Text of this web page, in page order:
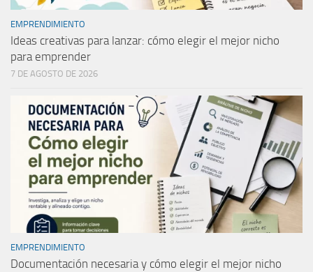
EMPRENDIMIENTO
Ideas creativas para lanzar: cómo elegir el mejor nicho
para emprender
7 DE AGOSTO DE 2026
EMPRENDIMIENTO
Documentación necesaria y cómo elegir el mejor nicho